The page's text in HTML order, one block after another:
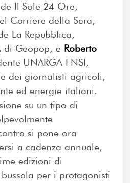
Il Sole 24 Ore,
Corriere della Sera,
La Repubblica,
di Geopop, e Roberto
UNARGA FNSI,
dei giornalisti agricoli,
ed energie italiani.
su un tipo di
si pone ora
a cadenza annuale,
edizioni di
per i protagonisti